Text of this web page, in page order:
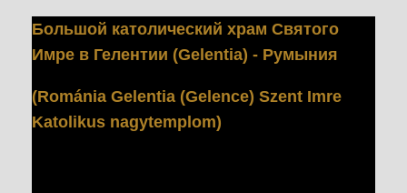
Большой католический храм Святого
Имре в Гелентии (Gelentia) - Румыния
(Románia Gelentia (Gelence) Szent Imre
Katolikus nagytemplom)